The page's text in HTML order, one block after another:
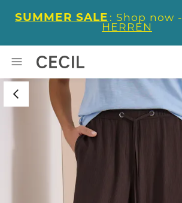
SUMMER SALE : Shop now -
HERREN